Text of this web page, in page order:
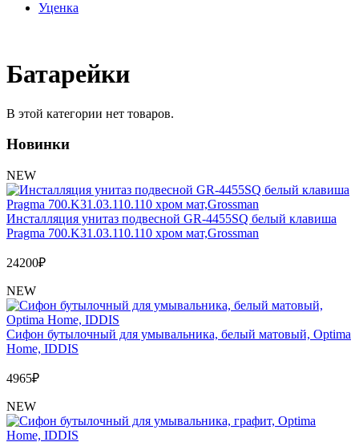
Уценка
Батарейки
В этой категории нет товаров.
Новинки
NEW
Инсталляция унитаз подвесной GR-4455SQ белый клавиша
Pragma 700.K31.03.110.110 хром мат,Grossman
24200₽
NEW
Сифон бутылочный для умывальника, белый матовый, Optima
Home, IDDIS
4965₽
NEW